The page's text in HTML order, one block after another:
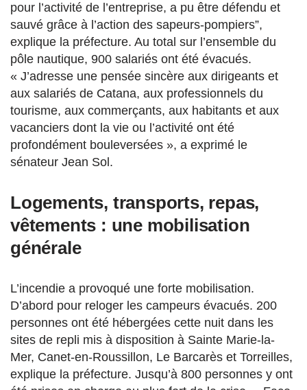
pour l’activité de l’entreprise, a pu être défendu et
sauvé grâce à l’action des sapeurs-pompiers”,
explique la préfecture. Au total sur l’ensemble du
pôle nautique, 900 salariés ont été évacués.
« J’adresse une pensée sincère aux dirigeants et
aux salariés de Catana, aux professionnels du
tourisme, aux commerçants, aux habitants et aux
vacanciers dont la vie ou l’activité ont été
profondément bouleversées », a exprimé le
sénateur Jean Sol.
Logements, transports, repas,
vêtements : une mobilisation
générale
L’incendie a provoqué une forte mobilisation.
D’abord pour reloger les campeurs évacués. 200
personnes ont été hébergées cette nuit dans les
sites de repli mis à disposition à Sainte Marie-la-
Mer, Canet-en-Roussillon, Le Barcarès et Torreilles,
explique la préfecture. Jusqu’à 800 personnes y ont